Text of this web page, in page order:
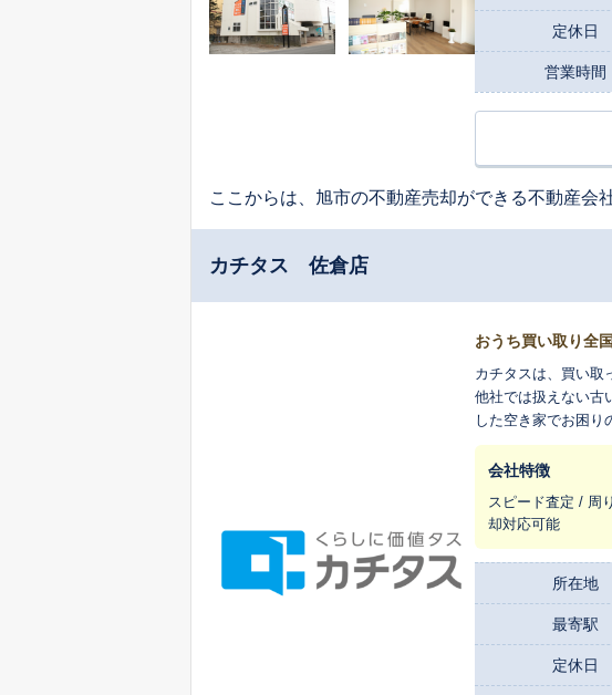
定休日
営業時間
ここからは、旭市の不動産売却ができる不動産会
カチタス 佐倉店
おうち買い取り全
カチタスは、買い取
他社では扱えない古
した空き家でお困り
まれ変わらせ、長く
会社特徴
スピード査定 / 周
却対応可能
所在地
最寄駅
定休日